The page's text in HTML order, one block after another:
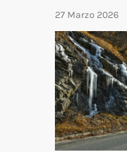
27 Marzo 2026